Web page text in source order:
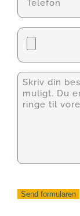
Fil
Unavngivet
Send formularen